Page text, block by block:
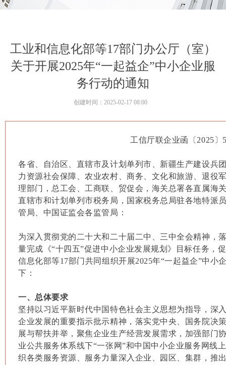
工业和信息化部等17部门办公厅（室）
关于开展2025年“一起益企”中小企业服
务行动的通知
工信厅联企业函〔2025〕
各省、自治区、直辖市及计划单列市、新疆生产建设兵
力资源社会保障、农业农村、商务、文化和旅游、退役
理部门，总工会、工商联、贸促会，海关总署各直属海
直辖市和计划单列市税务局，国家税务总局驻各地特派
管局、中国证监会各监管局：
为深入贯彻党的二十大和二十届二中、三中全会精神，
量完成《“十四五”促进中小企业发展规划》目标任务，
信息化部等17部门共同组织开展2025年“一起益企”中小
下：
一、总体要求
坚持以习近平新时代中国特色社会主义思想为指导，深
企业发展的重要指示批示精神，落实党中央、国务院决
展与帮扶并举，聚焦企业生产经营发展需求，加强部门
业公共服务体系线下“一张网”和中国中小企业服务网线
织各类服务资源、服务力量深入企业、园区、集群，推
创建时间： 2025-02-17 08:00